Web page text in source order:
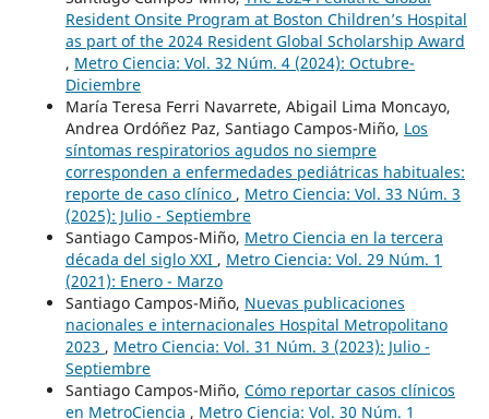
Resident Onsite Program at Boston Children’s Hospital
as part of the 2024 Resident Global Scholarship Award
, Metro Ciencia: Vol. 32 Núm. 4 (2024): Octubre-
Diciembre
María Teresa Ferri Navarrete, Abigail Lima Moncayo,
Andrea Ordóñez Paz, Santiago Campos-Miño, Los
síntomas respiratorios agudos no siempre
corresponden a enfermedades pediátricas habituales:
reporte de caso clínico , Metro Ciencia: Vol. 33 Núm. 3
(2025): Julio - Septiembre
Santiago Campos-Miño, Metro Ciencia en la tercera
década del siglo XXI , Metro Ciencia: Vol. 29 Núm. 1
(2021): Enero - Marzo
Santiago Campos-Miño, Nuevas publicaciones
nacionales e internacionales Hospital Metropolitano
2023 , Metro Ciencia: Vol. 31 Núm. 3 (2023): Julio -
Septiembre
Santiago Campos-Miño, Cómo reportar casos clínicos
en MetroCiencia , Metro Ciencia: Vol. 30 Núm. 1